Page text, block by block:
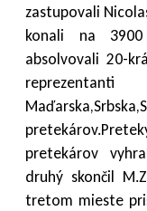
zastupovali
konali na
absolvovali 20-
pretekárov
druhý skončil
tretom mieste